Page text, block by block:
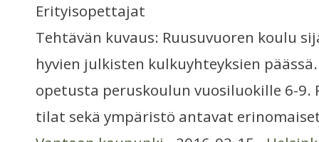
Erityisopettajat
Tehtävän kuvaus: Ruusuvuoren koulu
hyvien julkisten kulkuyhteyksien
opetusta peruskoulun vuosiluokille 6-9.
tilat sekä ympäristö antavat